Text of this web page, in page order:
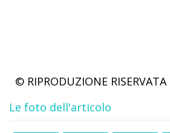
© RIPRODUZIONE RISERVATA
Le foto dell'articolo